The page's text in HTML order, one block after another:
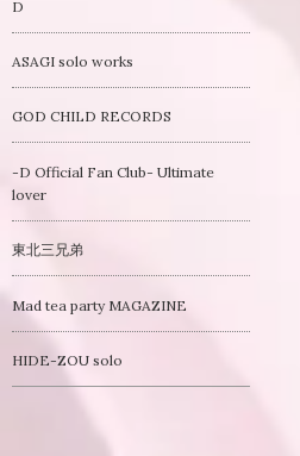
D
ASAGI solo works
GOD CHILD RECORDS
-D Official Fan Club- Ultimate
lover
東北三兄弟
Mad tea party MAGAZINE
HIDE-ZOU solo